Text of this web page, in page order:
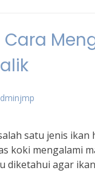
satu jenis
koki mengalami
diketahui agar